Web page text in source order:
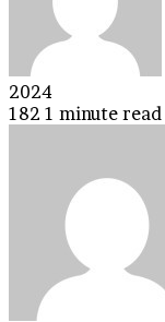
2024
182 1 minute read